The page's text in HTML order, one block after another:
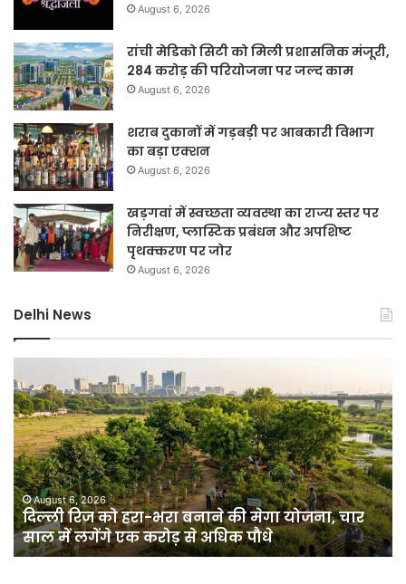
August 6, 2026
रांची मेडिको सिटी को मिली प्रशासनिक मंजूरी,
284 करोड़ की परियोजना पर जल्द काम
August 6, 2026
शराब दुकानों में गड़बड़ी पर आबकारी विभाग
का बड़ा एक्शन
August 6, 2026
खड़गवां में स्वच्छता व्यवस्था का राज्य स्तर पर
निरीक्षण, प्लास्टिक प्रबंधन और अपशिष्ट
पृथक्करण पर जोर
August 6, 2026
Delhi News
रिज
को
हरा-
भरा
बनाने
की
मेगा
योजना,
चार
साल
August 6, 2026
दिल्ली रिज को हरा-भरा बनाने की मेगा योजना, चार
साल में लगेंगे एक करोड़ से अधिक पौधे
से
के
बीच